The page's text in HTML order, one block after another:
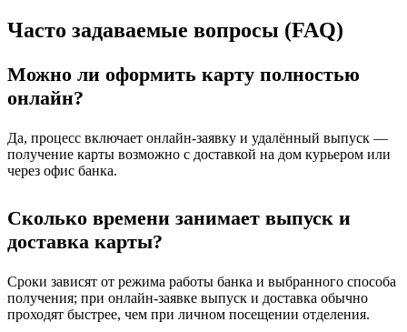
Часто задаваемые вопросы (FAQ)
Можно ли оформить карту полностью
онлайн?
Да, процесс включает онлайн-заявку и удалённый выпуск —
получение карты возможно с доставкой на дом курьером или
через офис банка.
Сколько времени занимает выпуск и
доставка карты?
Сроки зависят от режима работы банка и выбранного способа
получения; при онлайн-заявке выпуск и доставка обычно
проходят быстрее, чем при личном посещении отделения.